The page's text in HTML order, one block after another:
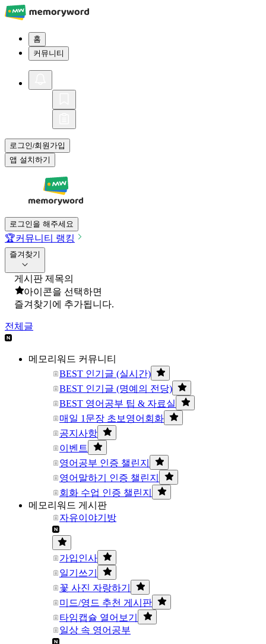
홈
커뮤니티
로그인/회원가입
앱 설치하기
로그인을 해주세요
🏆커뮤니티 랭킹
즐겨찾기
게시판 제목의
아이콘을 선택하면
즐겨찾기에 추가됩니다.
전체글
메모리워드 커뮤니티
BEST 인기글 (실시간)
BEST 인기글 (명예의 전당)
BEST 영어공부 팁 & 자료실
매일 1문장 초보영어회화
공지사항
이벤트
영어공부 인증 챌린지
영어말하기 인증 챌린지
회화 수업 인증 챌린지
메모리워드 게시판
자유이야기방
가입인사
일기쓰기
꽃 사진 자랑하기
미드/영드 추천 게시판
타임캡슐 열어보기
일상 속 영어공부